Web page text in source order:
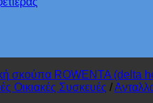
Οικιακές Συσκευές /